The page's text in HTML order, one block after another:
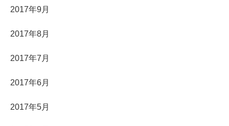
2017年9月
2017年8月
2017年7月
2017年6月
2017年5月